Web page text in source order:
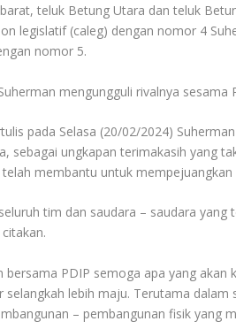
teluk Betung Utara dan teluk
legislatif (caleg) dengan nomor 4
nomor 5.
mengungguli rivalnya
pada Selasa (20/02/2024)
sebagai ungkapan terimakasih yang
membantu untuk
tim dan saudara – saudara
bersama PDIP semoga apa yang
selangkah lebih maju. Terutama
– pembangunan fisik yang